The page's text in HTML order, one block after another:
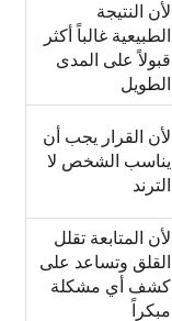
لأن النتيجة
الطبيعية غالباً أكثر
قبولاً على المدى
الطويل
لأن القرار يجب أن
يناسب الشخص لا
الترند
لأن المتابعة تقلل
القلق وتساعد على
كشف أي مشكلة
مبكراً